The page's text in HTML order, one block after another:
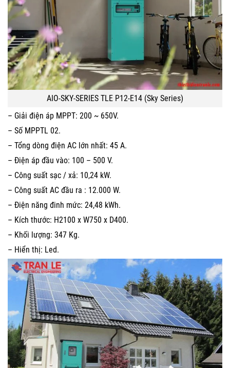
AIO-SKY-SERIES TLE P12-E14 (Sky Series)
– Giải điện áp MPPT: 200 ~ 650V.
– Số MPPTL 02.
– Tổng dòng điện AC lớn nhất: 45 A.
– Điện áp đầu vào: 100 – 500 V.
– Công suất sạc / xả: 10,24 kW.
– Công suất AC đầu ra : 12.000 W.
– Điện năng đinh mức: 24,48 kWh.
– Kích thước: H2100 x W750 x D400.
– Khối lượng: 347 Kg.
– Hiển thị: Led.